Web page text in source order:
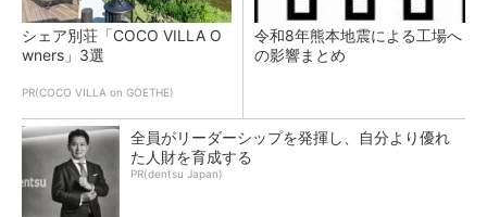
シェア別荘「COCO VILLA O
wners」3選
PR(COCO VILLA on GOETHE)
令和8年熊本地震による工場へ
の影響まとめ
全員がリーダーシップを発揮し、自分より優れ
た人財を育成する
PR(dentsu Japan)